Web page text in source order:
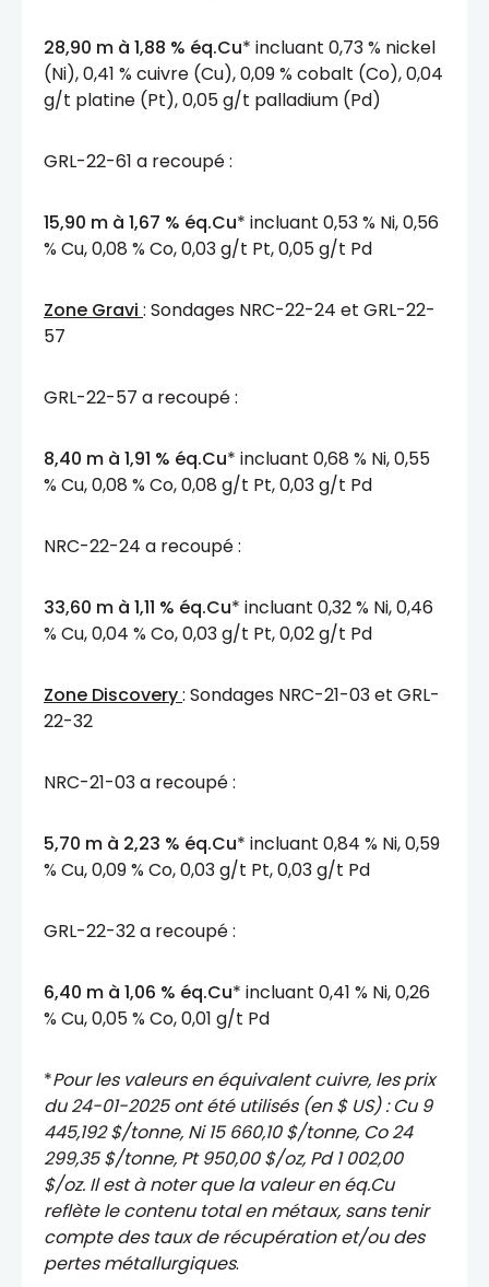
28,90 m à 1,88 % éq.Cu* incluant 0,73 % nickel
(Ni), 0,41 % cuivre (Cu), 0,09 % cobalt (Co), 0,04
g/t platine (Pt), 0,05 g/t palladium (Pd)
GRL-22-61 a recoupé :
15,90 m à 1,67 % éq.Cu* incluant 0,53 % Ni, 0,56
% Cu, 0,08 % Co, 0,03 g/t Pt, 0,05 g/t Pd
Zone Gravi : Sondages NRC-22-24 et GRL-22-
57
GRL-22-57 a recoupé :
8,40 m à 1,91 % éq.Cu* incluant 0,68 % Ni, 0,55
% Cu, 0,08 % Co, 0,08 g/t Pt, 0,03 g/t Pd
NRC-22-24 a recoupé :
33,60 m à 1,11 % éq.Cu* incluant 0,32 % Ni, 0,46
% Cu, 0,04 % Co, 0,03 g/t Pt, 0,02 g/t Pd
Zone Discovery: Sondages NRC-21-03 et GRL-
22-32
NRC-21-03 a recoupé :
5,70 m à 2,23 % éq.Cu* incluant 0,84 % Ni, 0,59
% Cu, 0,09 % Co, 0,03 g/t Pt, 0,03 g/t Pd
GRL-22-32 a recoupé :
6,40 m à 1,06 % éq.Cu* incluant 0,41 % Ni, 0,26
% Cu, 0,05 % Co, 0,01 g/t Pd
*Pour les valeurs en équivalent cuivre, les prix
du 24-01-2025 ont été utilisés (en $ US) : Cu 9
445,192 $/tonne, Ni 15 660,10 $/tonne, Co 24
299,35 $/tonne, Pt 950,00 $/oz, Pd 1 002,00
$/oz. Il est à noter que la valeur en éq.Cu
reflète le contenu total en métaux, sans tenir
compte des taux de récupération et/ou des
pertes métallurgiques.